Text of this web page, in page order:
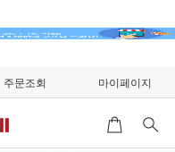
주문조회 마이페이지